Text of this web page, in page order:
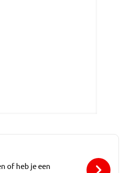
of heb je een